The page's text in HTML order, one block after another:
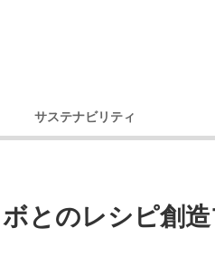
とのレシピ創
サステナビリティ
ダイバーシティへの取り組み
コミュニティへの取り組み